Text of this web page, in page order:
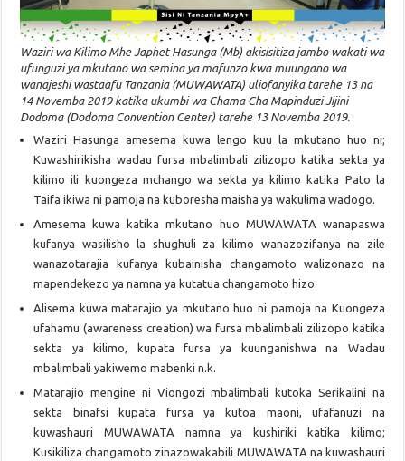
Waziri wa Kilimo Mhe Japhet Hasunga (Mb) akisisitiza jambo wakati wa
ufunguzi ya mkutano wa semina ya mafunzo kwa muungano wa
wanajeshi wastaafu Tanzania (MUWAWATA) uliofanyika tarehe 13 na
14 Novemba 2019 katika ukumbi wa Chama Cha Mapinduzi Jijini
Dodoma (Dodoma Convention Center) tarehe 13 Novemba 2019.
Waziri Hasunga amesema kuwa lengo kuu la mkutano huo ni;
Kuwashirikisha wadau fursa mbalimbali zilizopo katika sekta ya
kilimo ili kuongeza mchango wa sekta ya kilimo katika Pato la
Taifa ikiwa ni pamoja na kuboresha maisha ya wakulima wadogo.
Amesema kuwa katika mkutano huo MUWAWATA wanapaswa
kufanya wasilisho la shughuli za kilimo wanazozifanya na zile
wanazotarajia kufanya kubainisha changamoto walizonazo na
mapendekezo ya namna ya kutatua changamoto hizo.
Alisema kuwa matarajio ya mkutano huo ni pamoja na Kuongeza
ufahamu (awareness creation) wa fursa mbalimbali zilizopo katika
sekta ya kilimo, kupata fursa ya kuunganishwa na Wadau
mbalimbali yakiwemo mabenki n.k.
Matarajio mengine ni Viongozi mbalimbali kutoka Serikalini na
sekta binafsi kupata fursa ya kutoa maoni, ufafanuzi na
kuwashauri MUWAWATA namna ya kushiriki katika kilimo;
Kusikiliza changamoto zinazowakabili MUWAWATA na kuwashauri